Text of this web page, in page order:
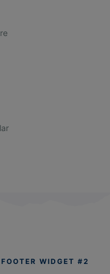
FOOTER WIDGET #2